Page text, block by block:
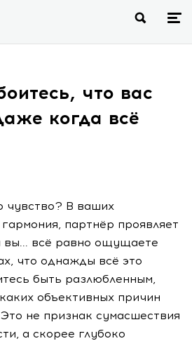
что вас
когда всё
чувство? В ваших
партнёр проявляет
вы... всё равно ощущаете
что однажды всё это
быть разлюбленным,
объективных причин
не признак сумасшествия
а скорее глубоко